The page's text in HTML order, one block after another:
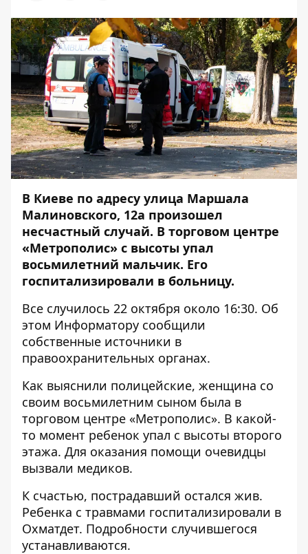
В Киеве по адресу улица Маршала
Малиновского, 12а произошел
несчастный случай. В торговом центре
«Метрополис» с высоты упал
восьмилетний мальчик. Его
госпитализировали в больницу.
Все случилось 22 октября около 16:30. Об
этом Информатору сообщили
собственные источники в
правоохранительных органах.
Как выяснили полицейские, женщина со
своим восьмилетним сыном была в
торговом центре «Метрополис». В какой-
то момент ребенок упал с высоты второго
этажа. Для оказания помощи очевидцы
вызвали медиков.
К счастью, пострадавший остался жив.
Ребенка с травмами госпитализировали в
Охматдет. Подробности случившегося
устанавливаются.